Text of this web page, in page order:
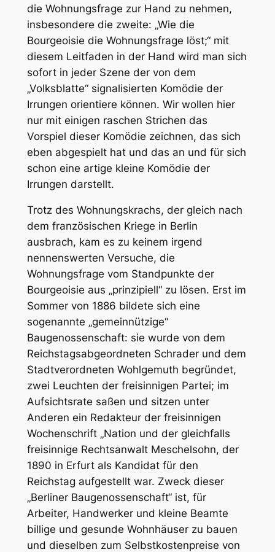
die Wohnungsfrage zur Hand zu nehmen,
insbesondere die zweite: „Wie die
Bourgeoisie die Wohnungsfrage löst;“ mit
diesem Leitfaden in der Hand wird man sich
sofort in jeder Szene der von dem
„Volksblatte“ signalisierten Komödie der
Irrungen orientiere können. Wir wollen hier
nur mit einigen raschen Strichen das
Vorspiel dieser Komödie zeichnen, das sich
eben abgespielt hat und das an und für sich
schon eine artige kleine Komödie der
Irrungen darstellt.
Trotz des Wohnungskrachs, der gleich nach
dem französischen Kriege in Berlin
ausbrach, kam es zu keinem irgend
nennenswerten Versuche, die
Wohnungsfrage vom Standpunkte der
Bourgeoisie aus „prinzipiell“ zu lösen. Erst im
Sommer von 1886 bildete sich eine
sogenannte „gemeinnützige“
Baugenossenschaft: sie wurde von dem
Reichstagsabgeordneten Schrader und dem
Stadtverordneten Wohlgemuth begründet,
zwei Leuchten der freisinnigen Partei; im
Aufsichtsrate saßen und sitzen unter
Anderen ein Redakteur der freisinnigen
Wochenschrift „Nation und der gleichfalls
freisinnige Rechtsanwalt Meschelsohn, der
1890 in Erfurt als Kandidat für den
Reichstag aufgestellt war. Zweck dieser
„Berliner Baugenossenschaft“ ist, für
Arbeiter, Handwerker und kleine Beamte
billige und gesunde Wohnhäuser zu bauen
und dieselben zum Selbstkostenpreise von